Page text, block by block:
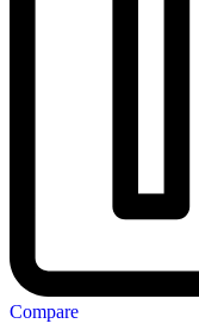
Compare